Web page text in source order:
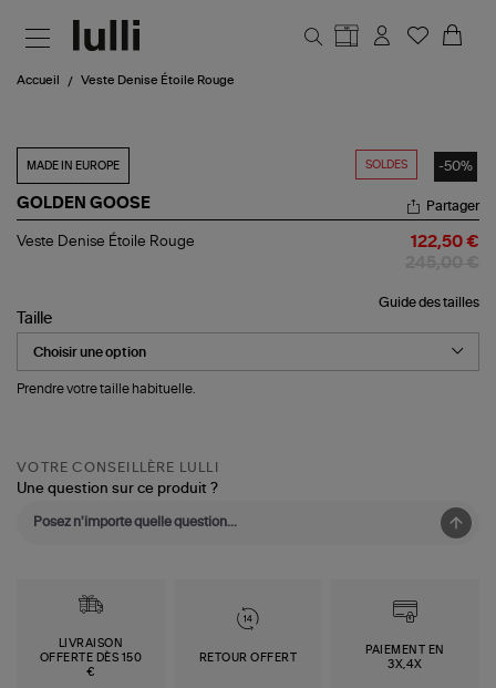
Accueil Veste Denise Étoile Rouge
SOLDES -50%
MADE IN EUROPE
GOLDEN GOOSE
Veste
Partager
Veste Denise Étoile Rouge 122,50 €
Guide des tailles
Taille
Prendre votre taille habituelle.
VOTRE CONSEILLÈRE LULLI
Une question sur ce produit ?
LIVRAISON
OFFERTE DÈS 150
€
RETOUR OFFERT
PAIEMENT EN
3X,4X